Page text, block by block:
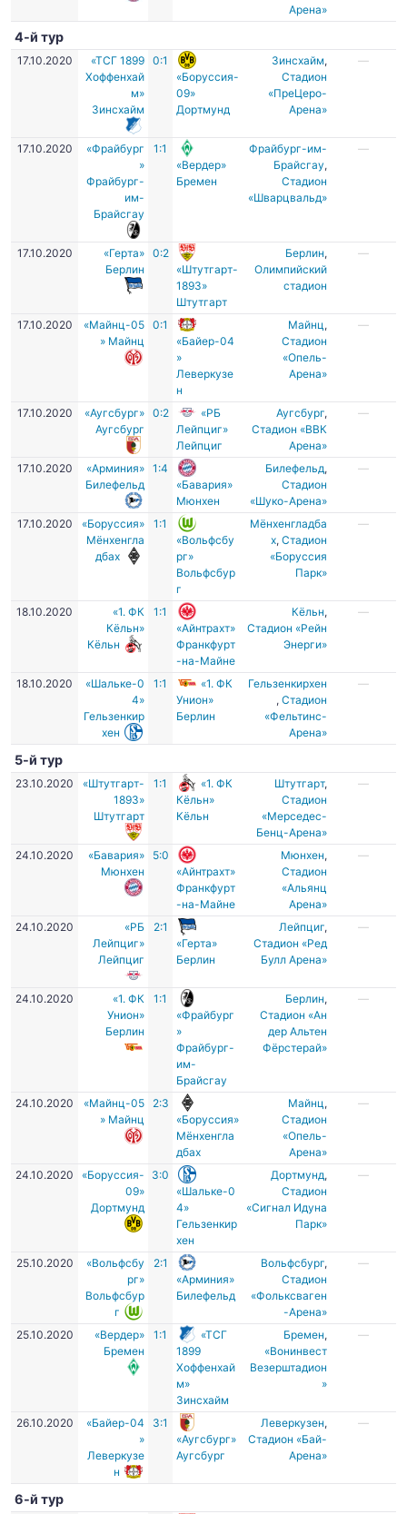
Арена»
4-й тур
17.10.2020
«ТСГ 1899
Хоффенхай
м»
Зинсхайм
0:1
«Боруссия-
09»
Дортмунд
Зинсхайм,
Стадион
«ПреЦеро-
Арена»
—
17.10.2020
«Фрайбург
»
Фрайбург-
им-
Брайсгау
1:1
«Вердер»
Бремен
Фрайбург-им-
Брайсгау,
Стадион
«Шварцвальд»
—
17.10.2020
«Герта»
Берлин
0:2
«Штутгарт-
1893»
Штутгарт
Берлин,
Олимпийский
стадион
—
17.10.2020
«Майнц-05
» Майнц
0:1
«Байер-04
»
Леверкузе
н
Майнц ,
Стадион
«Опель-
Арена»
—
17.10.2020
«Аугсбург»
Аугсбург
0:2
«РБ
Лейпциг»
Лейпциг
Аугсбург,
Стадион «ВВК
Арена»
—
17.10.2020
«Арминия»
Билефельд
1:4
«Бавария»
Мюнхен
Билефельд,
Стадион
«Шуко-Арена»
—
17.10.2020
«Боруссия»
Мёнхенгла
дбах
1:1
«Вольфсбу
рг»
Вольфсбур
г
Мёнхенгладба
х,Стадион
«Боруссия
Парк»
—
18.10.2020
«1. ФК
Кёльн»
Кёльн
1:1
«Айнтрахт»
Франкфурт
-на-Майне
Кёльн,
Стадион «Рейн
Энерги»
—
18.10.2020
«Шальке-0
4»
Гельзенкир
хен
1:1
«1. ФК
Унион»
Берлин
Гельзенкирхен
,Стадион
«Фельтинс-
Арена»
—
5-й тур
23.10.2020
«Штутгарт-
1893»
Штутгарт
1:1
«1. ФК
Кёльн»
Кёльн
Штутгарт,
Стадион
«Мерседес-
Бенц-Арена»
—
24.10.2020
«Бавария»
Мюнхен
5:0
«Айнтрахт»
Франкфурт
-на-Майне
Мюнхен,
Стадион
«Альянц
Арена»
—
24.10.2020
«РБ
Лейпциг»
Лейпциг
2:1
«Герта»
Берлин
Лейпциг,
Стадион «Ред
Булл Арена»
—
24.10.2020
«1. ФК
Унион»
Берлин
1:1
«Фрайбург
»
Фрайбург-
им-
Брайсгау
Берлин,
Стадион «Ан
дер Альтен
Фёрстерай»
—
24.10.2020
«Майнц-05
» Майнц
2:3
«Боруссия»
Мёнхенгла
дбах
Майнц ,
Стадион
«Опель-
Арена»
—
24.10.2020
«Боруссия-
09»
Дортмунд
3:0
«Шальке-0
4»
Гельзенкир
хен
Дортмунд,
Стадион
«Сигнал Идуна
Парк»
—
25.10.2020
«Вольфсбу
рг»
Вольфсбур
г
2:1
«Арминия»
Билефельд
Вольфсбург,
Стадион
«Фольксваген
-Арена»
—
25.10.2020
«Вердер»
Бремен
1:1
«ТСГ
1899
Хоффенхай
м»
Зинсхайм
Бремен,
«Вонинвест
Везерштадион
»
—
26.10.2020
«Байер-04
»
Леверкузе
н
3:1
«Аугсбург»
Аугсбург
Леверкузен,
Стадион «Бай-
Арена»
—
6-й тур